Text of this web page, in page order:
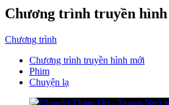
Chương trình truyền hình
Chương trình
Chương trình truyền hình mới
Phim
Chuyện lạ